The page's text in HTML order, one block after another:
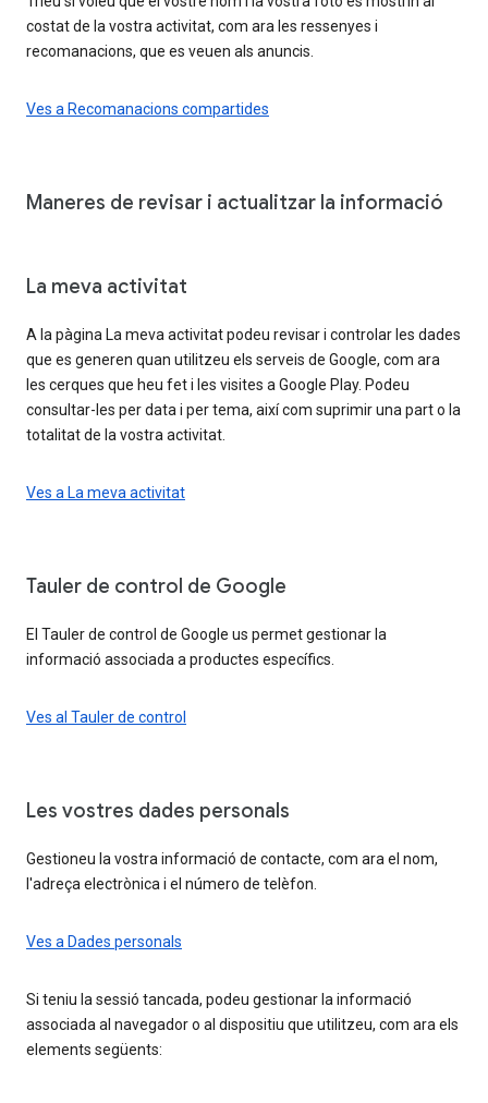
costat de la vostra activitat, com ara les ressenyes i
recomanacions, que es veuen als anuncis.
Ves a Recomanacions compartides
Maneres de revisar i actualitzar la informació
La meva activitat
A la pàgina La meva activitat podeu revisar i controlar les dades
que es generen quan utilitzeu els serveis de Google, com ara
les cerques que heu fet i les visites a Google Play. Podeu
consultar-les per data i per tema, així com suprimir una part o la
totalitat de la vostra activitat.
Ves a La meva activitat
Tauler de control de Google
El Tauler de control de Google us permet gestionar la
informació associada a productes específics.
Ves al Tauler de control
Les vostres dades personals
Gestioneu la vostra informació de contacte, com ara el nom,
l'adreça electrònica i el número de telèfon.
Ves a Dades personals
Si teniu la sessió tancada, podeu gestionar la informació
associada al navegador o al dispositiu que utilitzeu, com ara els
elements següents: